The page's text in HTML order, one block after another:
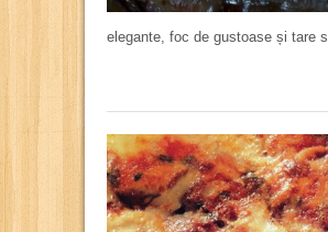
elegante, foc de gustoase și tare